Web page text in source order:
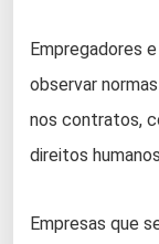
Empregadores
observar
nos contratos,
direitos
Empresas que